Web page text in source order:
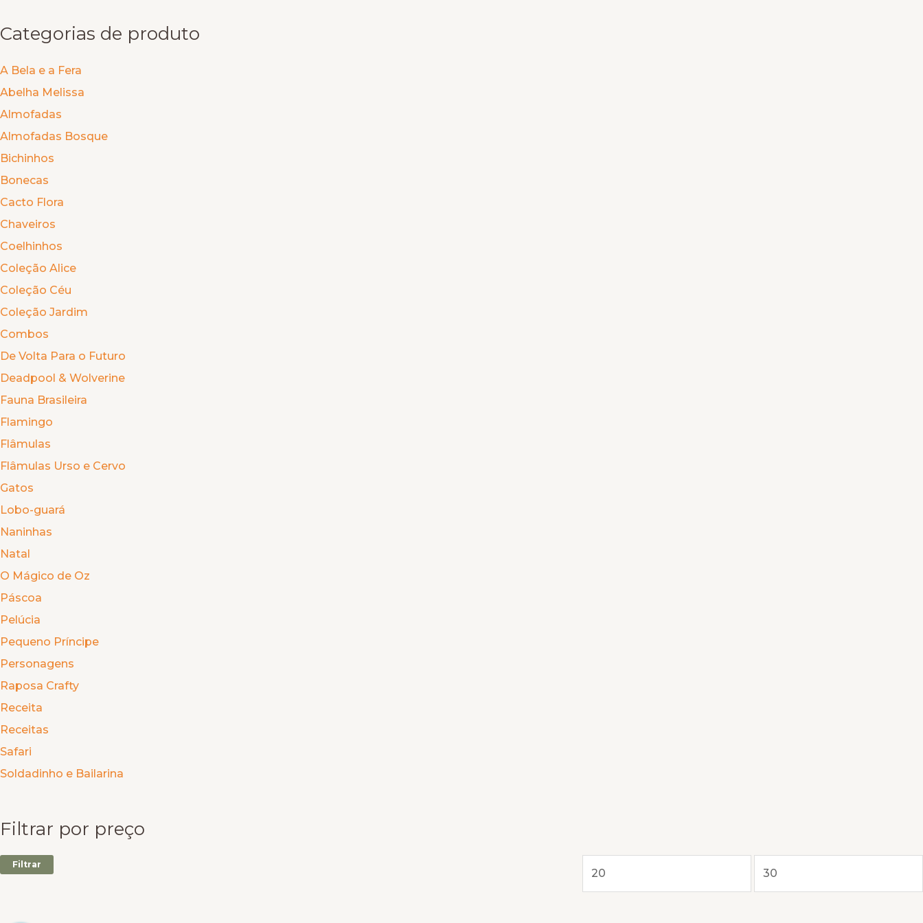
Categorias de produto
A Bela e a Fera
Abelha Melissa
Almofadas
Almofadas Bosque
Bichinhos
Bonecas
Cacto Flora
Chaveiros
Coelhinhos
Coleção Alice
Coleção Céu
Coleção Jardim
Combos
De Volta Para o Futuro
Deadpool & Wolverine
Fauna Brasileira
Flamingo
Flâmulas
Flâmulas Urso e Cervo
Gatos
Lobo-guará
Naninhas
Natal
O Mágico de Oz
Páscoa
Pelúcia
Pequeno Príncipe
Personagens
Raposa Crafty
Receita
Receitas
Safari
Soldadinho e Bailarina
Filtrar por preço
Filtrar